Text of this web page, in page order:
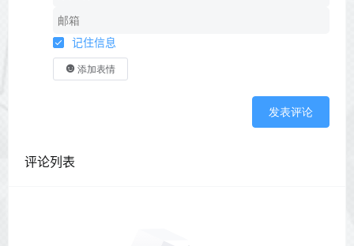
记住信息
添加表情
发表评论
评论列表